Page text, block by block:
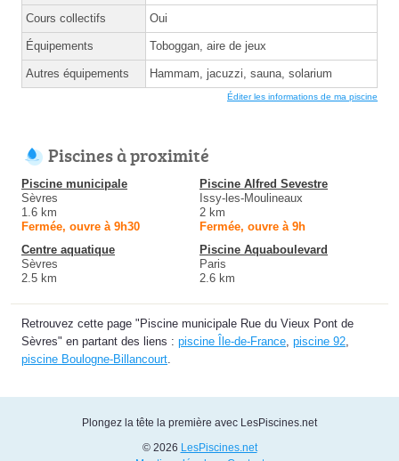
Cours collectifs Oui
Équipements Toboggan, aire de jeux
Autres équipements Hammam, jacuzzi, sauna, solarium
Éditer les informations de ma piscine
Piscines à proximité
Piscine municipale
Sèvres
1.6 km
Fermée, ouvre à 9h30
Piscine Alfred Sevestre
Issy-les-Moulineaux
2 km
Fermée, ouvre à 9h
Centre aquatique
Sèvres
2.5 km
Piscine Aquaboulevard
Paris
2.6 km
Retrouvez cette page "Piscine municipale Rue du Vieux Pont de
Sèvres" en partant des liens : piscine Île-de-France, piscine 92,
piscine Boulogne-Billancourt.
Plongez la tête la première avec LesPiscines.net
© 2026 LesPiscines.net